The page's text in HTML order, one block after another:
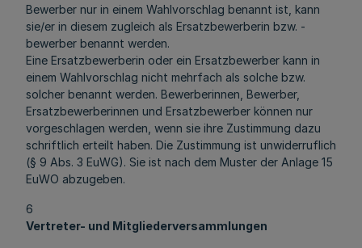
Bewerber nur in einem Wahlvorschlag benannt ist, kann
sie/er in diesem zugleich als Ersatzbewerberin bzw. -
bewerber benannt werden.
Eine Ersatzbewerberin oder ein Ersatzbewerber kann in
einem Wahlvorschlag nicht mehrfach als solche bzw.
solcher benannt werden. Bewerberinnen, Bewerber,
Ersatzbewerberinnen und Ersatzbewerber können nur
vorgeschlagen werden, wenn sie ihre Zustimmung dazu
schriftlich erteilt haben. Die Zustimmung ist unwiderruflich
(§ 9 Abs. 3 EuWG). Sie ist nach dem Muster der Anlage 15
EuWO abzugeben.
6
Vertreter- und Mitgliederversammlungen